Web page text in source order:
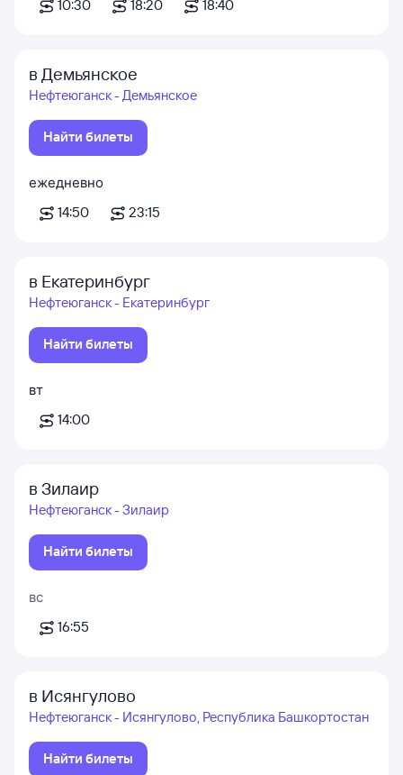
10:30
18:20 18:40
в Демьянское
Нефтеюганск - Демьянское
Найти билеты
ежедневно
14:50
23:15
в Екатеринбург
Нефтеюганск - Екатеринбург
Найти билеты
вт
14:00
в Зилаир
Нефтеюганск - Зилаир
Найти билеты
вс
16:55
в Исянгулово
Нефтеюганск - Исянгулово, Республика Башкортостан
Найти билеты